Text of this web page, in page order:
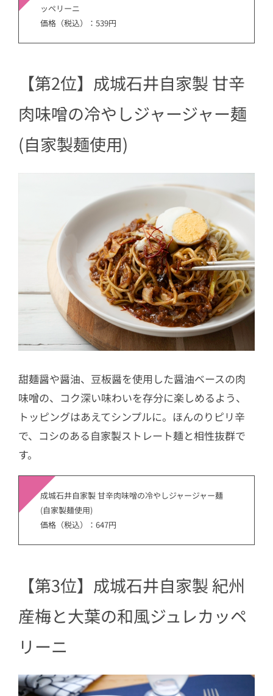
ッペリーニ
価格（税込）：539円
【第2位】成城石井自家製 甘辛
肉味噌の冷やしジャージャー麺
(自家製麺使用)
甜麺醤や醤油、豆板醤を使用した醤油ベースの肉
味噌の、コク深い味わいを存分に楽しめるよう、
トッピングはあえてシンプルに。ほんのりピリ辛
で、コシのある自家製ストレート麺と相性抜群で
す。
成城石井自家製 甘辛肉味噌の冷やしジャージャー麺
(自家製麺使用)
価格（税込）：647円
【第3位】成城石井自家製 紀州
産梅と大葉の和風ジュレカッペ
リーニ